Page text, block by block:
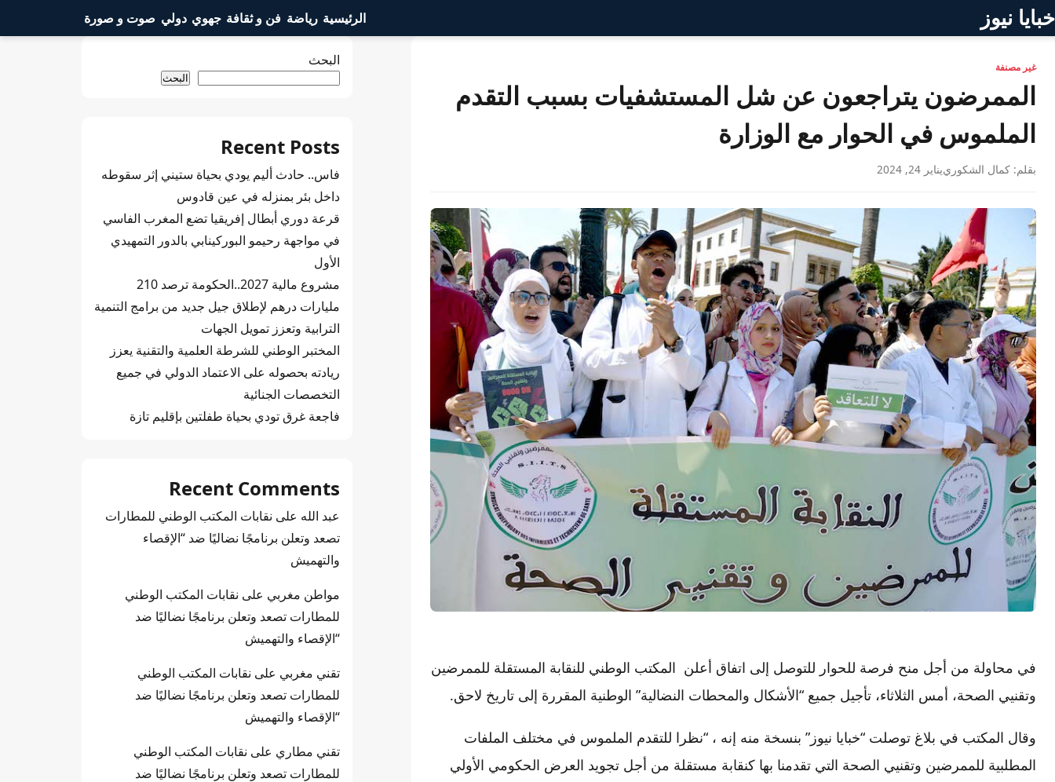
خبايا نيوز الرئيسية رياضة فن و ثقافة جهوي دولي صوت و صورة
غير مصنفة
الممرضون يتراجعون عن شل المستشفيات بسبب التقدم
الملموس في الحوار مع الوزارة
بقلم: كمال الشكورييناير 24, 2024
في محاولة من أجل منح فرصة للحوار للتوصل إلى اتفاق أعلن المكتب الوطني للنقابة المستقلة للممرضين
وتقنيي الصحة، أمس الثلاثاء، تأجيل جميع “الأشكال والمحطات النضالية” الوطنية المقررة إلى تاريخ لاحق.
وقال المكتب في بلاغ توصلت “خبايا نيوز” بنسخة منه إنه ، “نظرا للتقدم الملموس في مختلف الملفات
المطلبية للممرضين وتقنيي الصحة التي تقدمنا بها كنقابة مستقلة من أجل تجويد العرض الحكومي الأولي
البحث
البحث
Recent Posts
فاس.. حادث أليم يودي بحياة ستيني إثر سقوطه
داخل بئر بمنزله في عين قادوس
قرعة دوري أبطال إفريقيا تضع المغرب الفاسي
في مواجهة رحيمو البوركينابي بالدور التمهيدي
الأول
مشروع مالية 2027..الحكومة ترصد 210
مليارات درهم لإطلاق جيل جديد من برامج التنمية
الترابية وتعزز تمويل الجهات
المختبر الوطني للشرطة العلمية والتقنية يعزز
ريادته بحصوله على الاعتماد الدولي في جميع
التخصصات الجنائية
فاجعة غرق تودي بحياة طفلتين بإقليم تازة
Recent Comments
عبد الله على نقابات المكتب الوطني للمطارات
تصعد وتعلن برنامجًا نضاليًا ضد “الإقصاء
والتهميش
مواطن مغربي على نقابات المكتب الوطني
للمطارات تصعد وتعلن برنامجًا نضاليًا ضد
“الإقصاء والتهميش
تقني مغربي على نقابات المكتب الوطني
للمطارات تصعد وتعلن برنامجًا نضاليًا ضد
“الإقصاء والتهميش
تقني مطاري على نقابات المكتب الوطني
للمطارات تصعد وتعلن برنامجًا نضاليًا ضد